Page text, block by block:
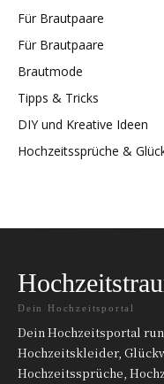
Für Brautpaare
Für Brautpaare
Brautmode
Tipps & Tricks
DIY und Kreative Ideen
Hochzeitssprüche &
Dein Hochzeitsportal
Dein Hochzeitsportal
Hochzeitskleider,
Hochzeitssprüche,